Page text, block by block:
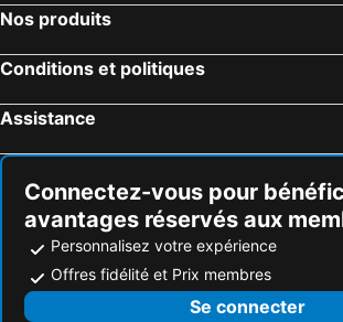
Nos produits
Conditions et politiques
Assistance
Connectez-vous pour
avantages réservés aux
Personnalisez votre expérience
Offres fidélité et Prix membres
Se connecter